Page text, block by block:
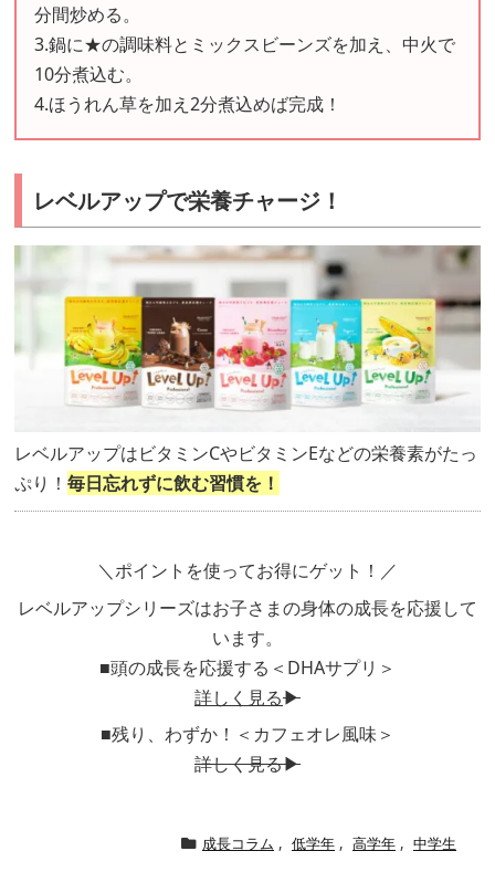
分間炒める。
3.鍋に★の調味料とミックスビーンズを加え、中火で
10分煮込む。
4.ほうれん草を加え2分煮込めば完成！
レベルアップで栄養チャージ！
レベルアップはビタミンCやビタミンEなどの栄養素がたっ
ぷり！ 毎日忘れずに飲む習慣を！
＼ポイントを使ってお得にゲット！／
レベルアップシリーズはお子さまの身体の成長を応援して
います。
■頭の成長を応援する＜DHAサプリ＞
詳しく見る▶
■残り、わずか！＜カフェオレ風味＞
詳しく見る▶
成長コラム , 低学年 , 高学年 , 中学生